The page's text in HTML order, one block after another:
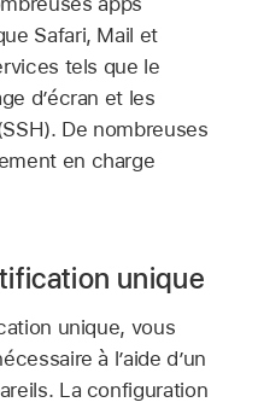
Safari, Mail et
tels que le
d’écran et les
De nombreuses
en charge
unique
unique, vous
à l’aide d’un
La configuration